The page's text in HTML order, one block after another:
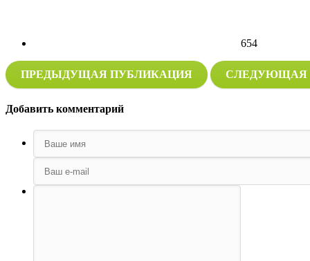
654
ПРЕДЫДУЩАЯ ПУБЛИКАЦИЯ СЛЕДУЮЩАЯ
Добавить комментарий